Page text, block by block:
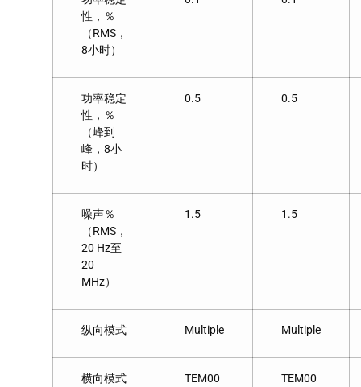
性，％
（RMS，
8小时）
功率稳定
性，％
（峰到
峰，8小
时）
0.5 0.5
噪声％
（RMS，
20 Hz至
20
MHz）
1.5 1.5
纵向模式 Multiple Multiple
横向模式 TEM00 TEM00